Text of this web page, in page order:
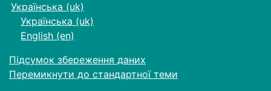
Українська ‎(uk)‎
Українська ‎(uk)‎
English ‎(en)‎
Підсумок збереження даних
Перемикнути до стандартної теми